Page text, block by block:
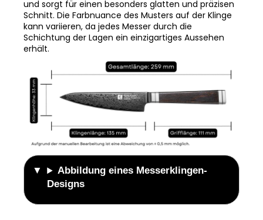
kann variieren, da jedes Messer durch die
Schichtung der Lagen ein einzigartiges Aussehen
erhält.
Abbildung eines Messerklingen-
Designs